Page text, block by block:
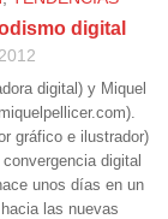
digital
digital) y Miquel
gráfico e ilustrador)
digital
unos días en un
las nuevas